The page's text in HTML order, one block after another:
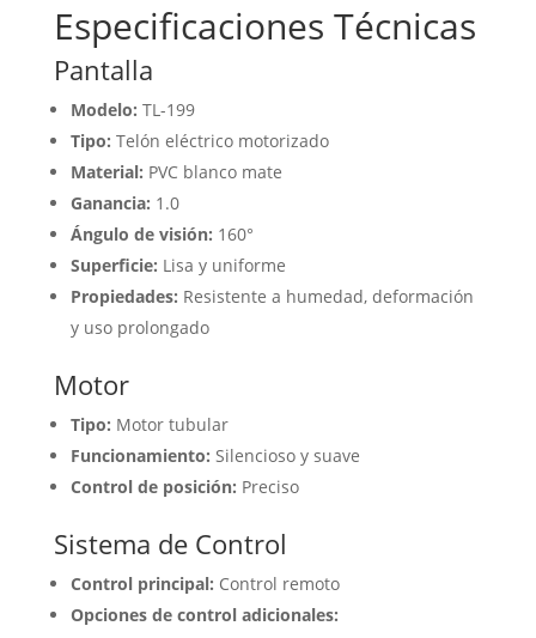
Especificaciones Técnicas
Pantalla
Modelo: TL-199
Tipo: Telón eléctrico motorizado
Material: PVC blanco mate
Ganancia: 1.0
Ángulo de visión: 160°
Superficie: Lisa y uniforme
Propiedades: Resistente a humedad, deformación
y uso prolongado
Motor
Tipo: Motor tubular
Funcionamiento: Silencioso y suave
Control de posición: Preciso
Sistema de Control
Control principal: Control remoto
Opciones de control adicionales: